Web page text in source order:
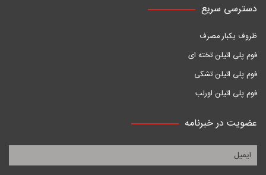
دسترسی سریع
ظروف یکبار مصرف
فوم پلی اتیلن تخته ای
فوم پلی اتیلن تشکی
فوم پلی اتیلن اورلب
عضویت در خبرنامه